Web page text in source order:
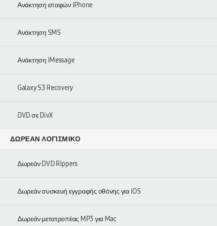
Ανάκτηση επαφών iPhone
Ανάκτηση SMS
Ανάκτηση iMessage
Galaxy S3 Recovery
DVD σε DivX
ΔΩΡΕΆΝ ΛΟΓΙΣΜΙΚΌ
Δωρεάν DVD Rippers
Δωρεάν συσκευή εγγραφής οθόνης για iOS
Δωρεάν μετατροπέας MP3 για Mac